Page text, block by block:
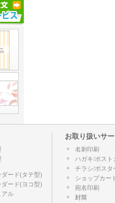
ード(タテ型)
ード(ヨコ型)
アル
お取り扱いサ
名刺印刷
ハガキ/ポスト
チラシ/ポスタ
ショップカー
宛名印刷
封筒